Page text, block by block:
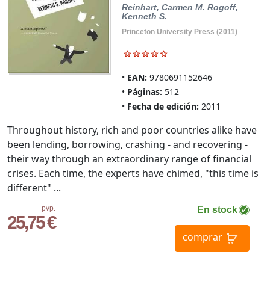
Reinhart, Carmen M. Rogoff,
Kenneth S.
Princeton University Press (2011)
EAN: 9780691152646
Páginas: 512
Fecha de edición: 2011
pvp.
25,75 €
En stock
comprar
Throughout history, rich and poor countries alike have
been lending, borrowing, crashing - and recovering -
their way through an extraordinary range of financial
crises. Each time, the experts have chimed, "this time is
different" ...